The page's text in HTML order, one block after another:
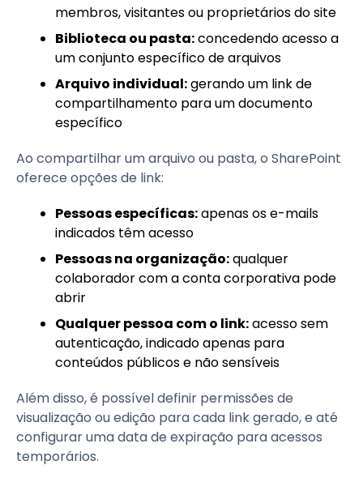
membros, visitantes ou proprietários do site
Biblioteca ou pasta:concedendo acesso a
um conjunto específico de arquivos
Arquivo individual:gerando um link de
compartilhamento para um documento
específico
Ao compartilhar um arquivo ou pasta, o SharePoint
oferece opções de link:
Pessoas específicas:apenas os e-mails
indicados têm acesso
Pessoas na organização:qualquer
colaborador com a conta corporativa pode
abrir
Qualquer pessoa com o link:acesso sem
autenticação, indicado apenas para
conteúdos públicos e não sensíveis
Além disso, é possível definir permissões de
visualização ou edição para cada link gerado, e até
configurar uma data de expiração para acessos
temporários.